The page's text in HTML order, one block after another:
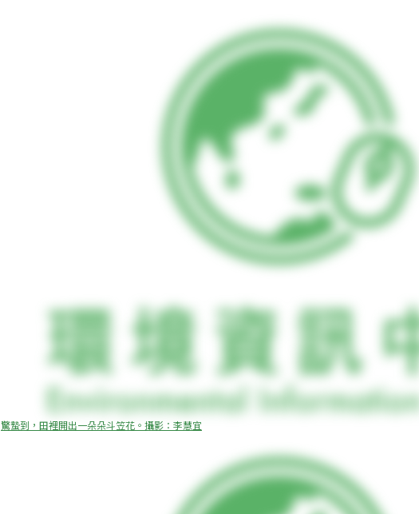
驚蟄到，田裡開出一朵朵斗笠花。攝影：李慧宜